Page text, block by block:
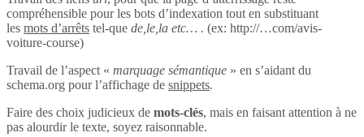
compréhensible pour les bots d’indexation tout en substituant
les mots d’arrêts tel-que de,le,la etc… . (ex: http://…com/avis-
voiture-course)
Travail de l’aspect « marquage sémantique » en s’aidant du
schema.org pour l’affichage de snippets.
Faire des choix judicieux de mots-clés, mais en faisant attention à ne
pas alourdir le texte, soyez raisonnable.